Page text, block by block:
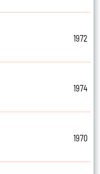
1972
1974
1970